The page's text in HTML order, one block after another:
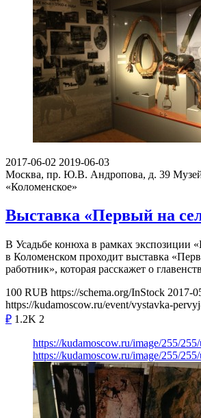
2017-06-02 2019-06-03
Москва, пр. Ю.В. Андропова, д. 39
«Коломенское»
Выставка «Первый на
В Усадьбе конюха в рамках экспозиции
в Коломенском проходит выставка
работник», которая расскажет о
100 RUB https://schema.org/InStock 2017-
https://kudamoscow.ru/event/vystavka-
₽ 1.2K 2
https://kudamoscow.ru/image/255/
https://kudamoscow.ru/image/255/